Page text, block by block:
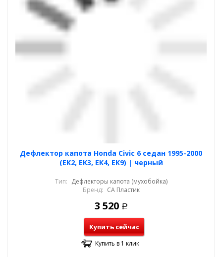
Дефлектор капота Honda Civic 6 седан 1995-2000
(EK2, EK3, EK4, EK9) | черный
Тип: Дефлекторы капота (мухобойка)
Бренд: СА Пластик
3 520 Р
Купить сейчас
Купить в 1 клик